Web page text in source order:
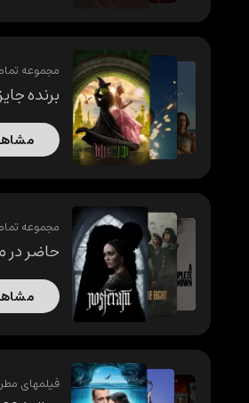
مجموعه
برنده
مجموعه
حاضر در
فیلمهای